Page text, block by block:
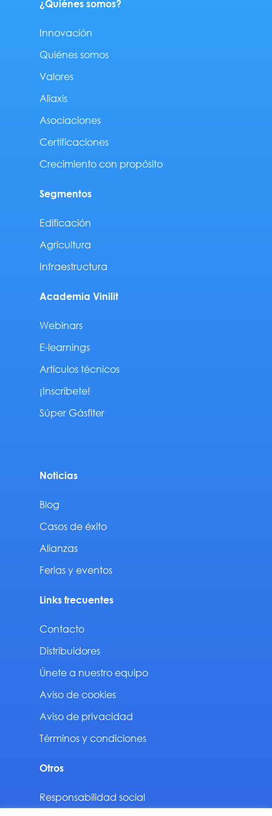
¿Quiénes somos?
Innovación
Quiénes somos
Valores
Aliaxis
Asociaciones
Certificaciones
Crecimiento con propósito
Segmentos
Edificación
Agricultura
Infraestructura
Academia Vinilit
Webinars
E-learnings
Artículos técnicos
¡Inscríbete!
Súper Gásfiter
Noticias
Blog
Casos de éxito
Alianzas
Ferias y eventos
Links frecuentes
Contacto
Distribuidores
Únete a nuestro equipo
Aviso de cookies
Aviso de privacidad
Términos y condiciones
Otros
Responsabilidad social